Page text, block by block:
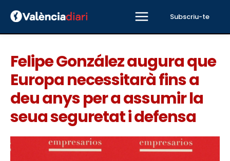
Subscriu-te
Felipe González augura que
Europa necessitarà fins a
deu anys per a assumir la
seua seguretat i defensa